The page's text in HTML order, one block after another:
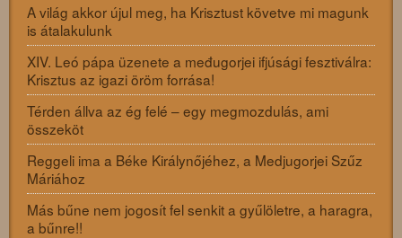
A világ akkor újul meg, ha Krisztust követve mi magunk
is átalakulunk
XIV. Leó pápa üzenete a međugorjei ifjúsági fesztiválra:
Krisztus az igazi öröm forrása!
Térden állva az ég felé – egy megmozdulás, ami
összeköt
Reggeli ima a Béke Királynőjéhez, a Medjugorjei Szűz
Máriához
Más bűne nem jogosít fel senkit a gyűlöletre, a haragra,
a bűnre!!